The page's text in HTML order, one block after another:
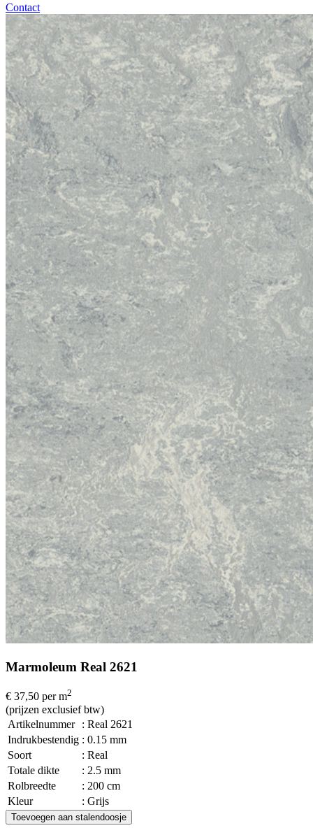
Contact
Marmoleum Real 2621
€ 37,50 per m2
(prijzen exclusief btw)
Artikelnummer
: Real 2621
Indrukbestendig : 0.15 mm
Soort
: Real
Totale dikte
: 2.5 mm
Rolbreedte
: 200 cm
Kleur
: Grijs
Toevoegen aan stalendoosje